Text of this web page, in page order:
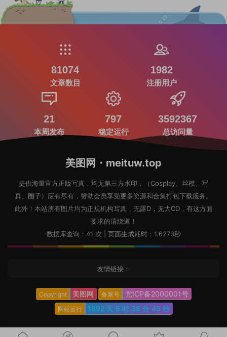
81074
文章数目
1982
注册用户
21
本周发布
797
稳定运行
3592367
总访问量
美图网・meituw.top
提供海量官方正版写真，均无第三方水印，（Cosplay、丝模、写
真、圈子）应有尽有，赞助会员享受更多资源和合集打包下载服务。
此外！本站所有图片均为正规机构写真，无露D，无大CD，有这方面
要求的请绕道！
数据库查询：41 次 | 页面生成耗时：1.6273秒
友情链接：
Copyright 美图网 备案号 党ICP备2000001号
网站运行 1892 天 6 时 38 分 51 秒